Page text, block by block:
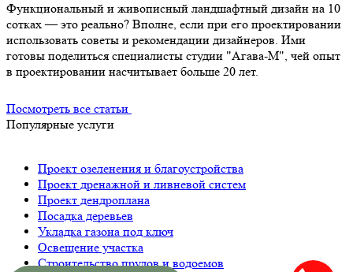
Функциональный и живописный ландшафтный дизайн на 10
сотках — это реально? Вполне, если при его проектировании
использовать советы и рекомендации дизайнеров. Ими
готовы поделиться специалисты студии "Агава-М", чей опыт
в проектировании насчитывает больше 20 лет.
Посмотреть все статьи
Популярные услуги
Проект озеленения и благоустройства
Проект дренажной и ливневой систем
Проект дендроплана
Посадка деревьев
Укладка газона под ключ
Освещение участка
Строительство прудов и водоемов